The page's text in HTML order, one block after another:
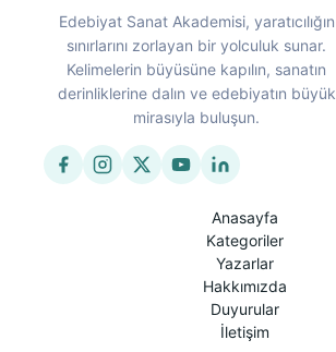
Edebiyat Sanat Akademisi, yaratıcılığın
sınırlarını zorlayan bir yolculuk sunar.
Kelimelerin büyüsüne kapılın, sanatın
derinliklerine dalın ve edebiyatın büyük
mirasıyla buluşun.
Anasayfa
Kategoriler
Yazarlar
Hakkımızda
Duyurular
İletişim